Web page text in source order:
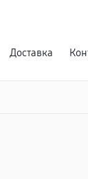
Доставка